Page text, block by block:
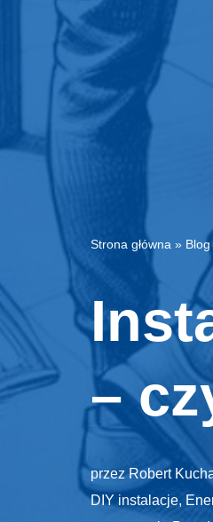
Strona główna » Blog
–
przezRobert
DIY instalacje,